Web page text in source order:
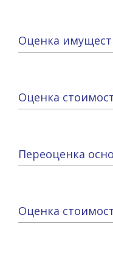
Оценка
Оценка
Переоценка
Оценка